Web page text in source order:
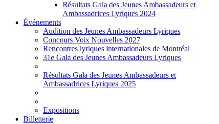
Résultats Gala des Jeunes Ambassadeurs et
Ambassadrices Lyriques 2024
Événements
Audition des Jeunes Ambassadeurs Lyriques
Concours Voix Nouvelles 2027
Rencontres lyriques internationales de Montréal
31e Gala des Jeunes Ambassadeurs Lyriques
Résultats Gala des Jeunes Ambassadeurs et
Ambassadrices Lyriques 2025
Expositions
Billetterie